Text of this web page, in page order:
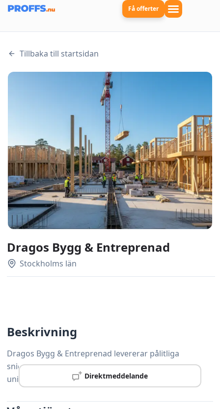
Få offerter
Tillbaka till startsidan
Dragos Bygg & Entreprenad
Stockholms län
Direktmeddelande
Beskrivning
Dragos Bygg & Entreprenad levererar pålitliga
snickeritjänster i Solna, anpassade efter varje kunds
unika behov och önskemål.